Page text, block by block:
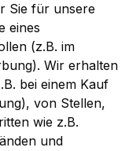
Sie für unsere
eines
(z.B. im
Wir erhalten
bei einem Kauf
von Stellen,
wie z.B.
und